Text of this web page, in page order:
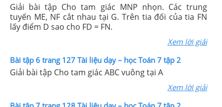
Giải bài tập Cho tam giác MNP nhọn. Các trung
tuyến ME, NF cắt nhau tại G. Trên tia đối của tia FN
lấy điểm D sao cho FD = FN.
Xem lời giải
Bài tập 6 trang 127 Tài liệu dạy – học Toán 7 tập 2
Giải bài tập Cho tam giác ABC vuông tại A
Xem lời giải